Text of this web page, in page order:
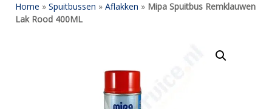
Home » Spuitbussen » Aflakken » Mipa Spuitbus Remklauwen
Lak Rood 400ML